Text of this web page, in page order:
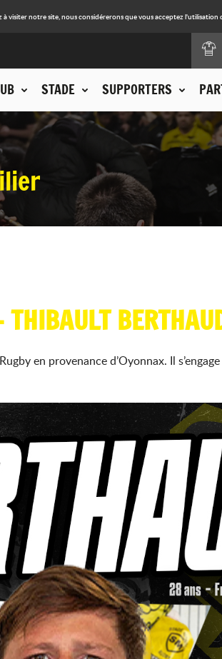
visiter notre site, nous considérerons que vous acceptez l'utilisation
STADE SUPPORTERS
THIBAULT
en provenance d’Oyonnax. Il